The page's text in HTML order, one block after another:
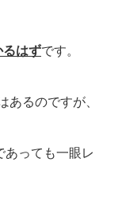
るはずです。
あるのですが、
あっても一眼レ